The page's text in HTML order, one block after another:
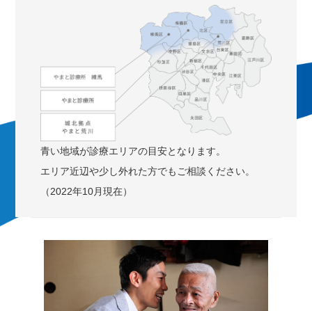
青い地域が診療エリアの目安となります。
エリア近辺や少し外れた方でもご相談ください。
（2022年10月現在）